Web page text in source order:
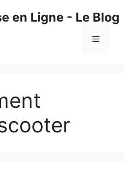
en Ligne - Le Blog
Menu